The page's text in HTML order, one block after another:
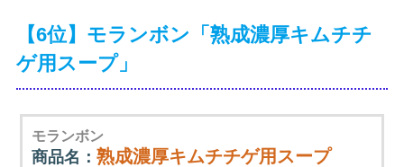
【6位】モランボン「熟成濃厚キムチチ
ゲ用スープ」
モランボン
商品名：熟成濃厚キムチチゲ用スープ